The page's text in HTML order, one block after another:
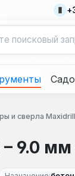
и сверла Maxidrill
– 9.0